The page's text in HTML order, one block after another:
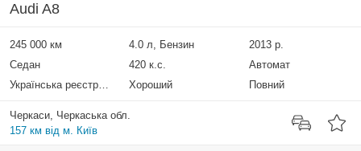
Audi A8
245 000 км 4.0 л, Бензин
2013 р.
Седан
420 к.с.
Автомат
Українська реєстрація
Хороший Повний
Черкаси, Черкаська обл.
157 км від м. Київ